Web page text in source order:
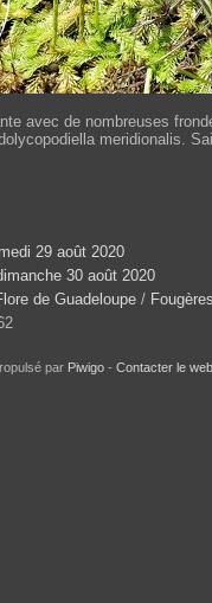
avec de nombreuses
meridionalis.
29 août 2020
30 août 2020
de Guadeloupe/ Fougères
par Piwigo - Contacter le